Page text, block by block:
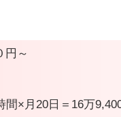
円～
間×月20日＝16万